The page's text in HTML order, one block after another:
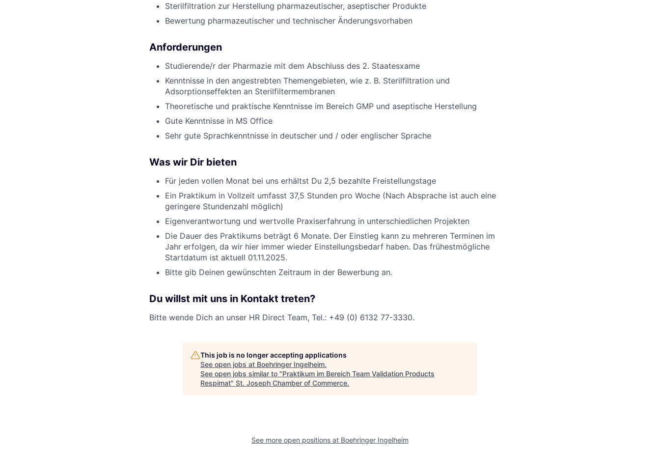
Sterilfiltration zur Herstellung pharmazeutischer, aseptischer Produkte
Bewertung pharmazeutischer und technischer Änderungsvorhaben
Anforderungen
Studierende/r der Pharmazie mit dem Abschluss des 2. Staatesxame
Kenntnisse in den angestrebten Themengebieten, wie z. B. Sterilfiltration und
Adsorptionseffekten an Sterilfiltermembranen
Theoretische und praktische Kenntnisse im Bereich GMP und aseptische Herstellung
Gute Kenntnisse in MS Office
Sehr gute Sprachkenntnisse in deutscher und / oder englischer Sprache
Was wir Dir bieten
Für jeden vollen Monat bei uns erhältst Du 2,5 bezahlte Freistellungstage
Ein Praktikum in Vollzeit umfasst 37,5 Stunden pro Woche (Nach Absprache ist auch eine
geringere Stundenzahl möglich)
Eigenverantwortung und wertvolle Praxiserfahrung in unterschiedlichen Projekten
Die Dauer des Praktikums beträgt 6 Monate. Der Einstieg kann zu mehreren Terminen im
Jahr erfolgen, da wir hier immer wieder Einstellungsbedarf haben. Das frühestmögliche
Startdatum ist aktuell 01.11.2025.
Bitte gib Deinen gewünschten Zeitraum in der Bewerbung an.
Du willst mit uns in Kontakt treten?
Bitte wende Dich an unser HR Direct Team, Tel.: +49 (0) 6132 77-3330.
This job is no longer accepting applications
See open jobs at Boehringer Ingelheim.
See open jobs similar to "Praktikum im Bereich Team Validation Products
Respimat" St. Joseph Chamber of Commerce.
See more open positions at Boehringer Ingelheim